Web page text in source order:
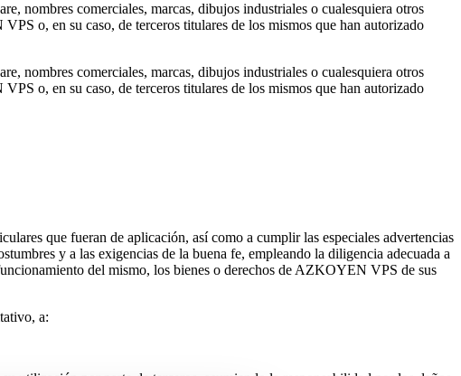
nombres comerciales, marcas, dibujos industriales o cualesquiera otros
o, en su caso, de terceros titulares de los mismos que han autorizado
nombres comerciales, marcas, dibujos industriales o cualesquiera otros
o, en su caso, de terceros titulares de los mismos que han autorizado
que fueran de aplicación, así como a cumplir las especiales advertencias
y a las exigencias de la buena fe, empleando la diligencia adecuada a
del mismo, los bienes o derechos de AZKOYEN VPS de sus
a: